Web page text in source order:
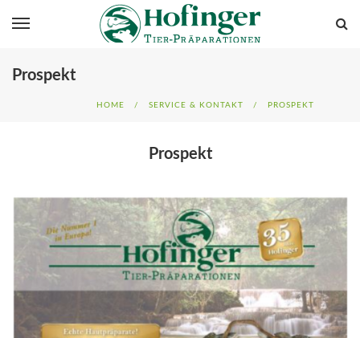
Prospekt
HOME / SERVICE & KONTAKT / PROSPEKT
Prospekt